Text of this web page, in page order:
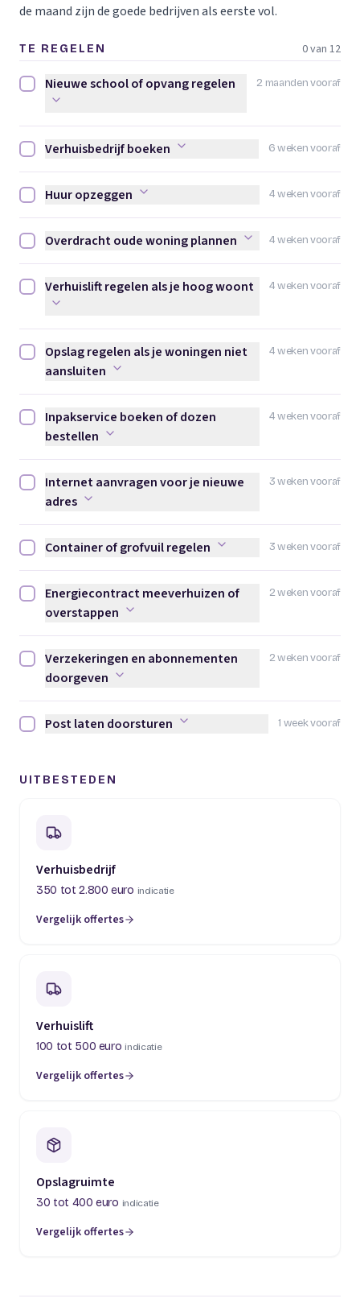
de maand zijn de goede bedrijven als eerste vol.
TE REGELEN 0 van 12
2 maanden vooraf
Nieuwe school of opvang regelen afvinken
Nieuwe school of opvang regelen
6 weken vooraf
Verhuisbedrijf boeken afvinken
Verhuisbedrijf boeken
4 weken vooraf
Huur opzeggen afvinken
Huur opzeggen
4 weken vooraf
Overdracht oude woning plannen afvinken
Overdracht oude woning plannen
4 weken vooraf
Verhuislift regelen als je hoog woont afvinken
Verhuislift regelen als je hoog woont
4 weken vooraf
Opslag regelen als je woningen niet aansluiten afvinken
Opslag regelen als je woningen niet
aansluiten
4 weken vooraf
Inpakservice boeken of dozen bestellen afvinken
Inpakservice boeken of dozen
bestellen
3 weken vooraf
Internet aanvragen voor je nieuwe adres afvinken
Internet aanvragen voor je nieuwe
adres
3 weken vooraf
Container of grofvuil regelen afvinken
Container of grofvuil regelen
2 weken vooraf
Energiecontract meeverhuizen of overstappen afvinken
Energiecontract meeverhuizen of
overstappen
2 weken vooraf
Verzekeringen en abonnementen doorgeven afvinken
Verzekeringen en abonnementen
doorgeven
1 week vooraf
Post laten doorsturen afvinken
Post laten doorsturen
UITBESTEDEN
Verhuisbedrijf
350 tot 2.800 euro indicatie
Vergelijk offertes
(opent in een nieuw tabblad)
Verhuislift
100 tot 500 euro indicatie
Vergelijk offertes
(opent in een nieuw tabblad)
Opslagruimte
30 tot 400 euro indicatie
Vergelijk offertes
(opent in een nieuw tabblad)